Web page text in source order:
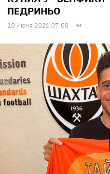
ПЕДРИНЬО
10 Июня 2021 07:00